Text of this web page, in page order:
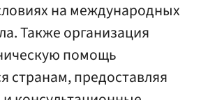
на международных
Также организация
помощь
странам, предоставляя